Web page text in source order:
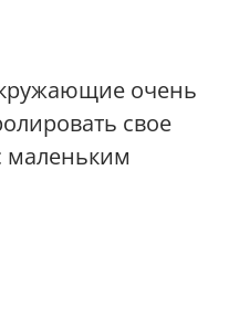
очень
свое
маленьким